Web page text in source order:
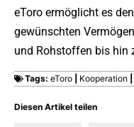
Diesen Artikel teilen
eToro ermöglicht es
gewünschten
und Rohstoffen bis hin
Tags: eToro Kooperation